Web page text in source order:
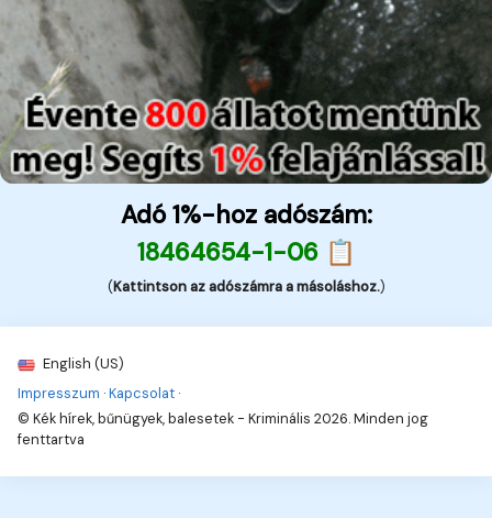
Adó 1%-hoz adószám:
18464654-1-06 📋
(Kattintson az adószámra a másoláshoz.)
English (US)
Impresszum ·Kapcsolat ·
© Kék hírek, bűnügyek, balesetek - Kriminális 2026. Minden jog
fenttartva